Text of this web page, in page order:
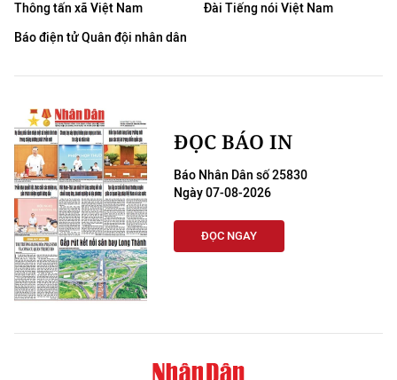
Thông tấn xã Việt Nam
Đài Tiếng nói Việt Nam
Báo điện tử Quân đội nhân dân
ĐỌC BÁO IN
Báo Nhân Dân số 25830
Ngày 07-08-2026
ĐỌC NGAY